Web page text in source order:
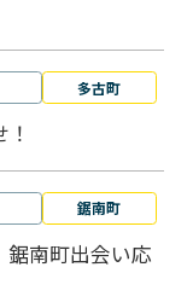
多古町
鋸南町
鋸南町出会い応